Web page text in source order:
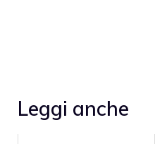
Leggi anche